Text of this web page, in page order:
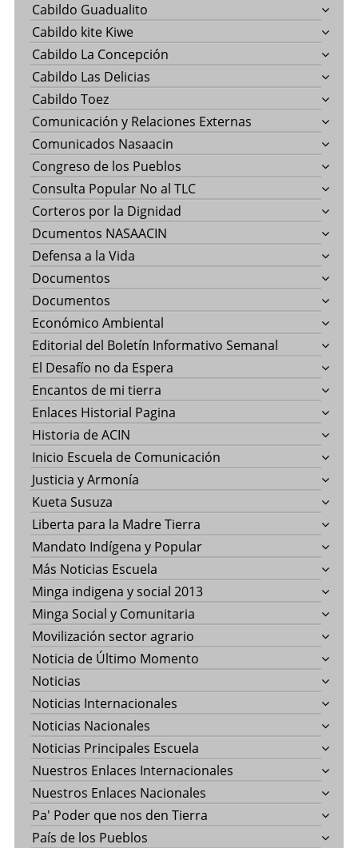
Cabildo Guadualito
Cabildo kite Kiwe
Cabildo La Concepción
Cabildo Las Delicias
Cabildo Toez
Comunicación y Relaciones Externas
Comunicados Nasaacin
Congreso de los Pueblos
Consulta Popular No al TLC
Corteros por la Dignidad
Dcumentos NASAACIN
Defensa a la Vida
Documentos
Documentos
Económico Ambiental
Editorial del Boletín Informativo Semanal
El Desafío no da Espera
Encantos de mi tierra
Enlaces Historial Pagina
Historia de ACIN
Inicio Escuela de Comunicación
Justicia y Armonía
Kueta Susuza
Liberta para la Madre Tierra
Mandato Indígena y Popular
Más Noticias Escuela
Minga indigena y social 2013
Minga Social y Comunitaria
Movilización sector agrario
Noticia de Último Momento
Noticias
Noticias Internacionales
Noticias Nacionales
Noticias Principales Escuela
Nuestros Enlaces Internacionales
Nuestros Enlaces Nacionales
Pa' Poder que nos den Tierra
País de los Pueblos